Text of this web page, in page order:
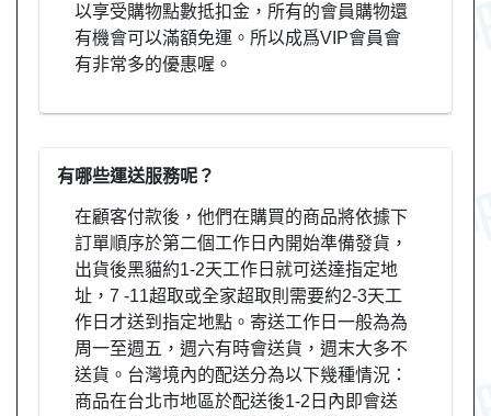
以享受購物點數抵扣金，所有的會員購物還
有機會可以滿額免運。所以成爲VIP會員會
有非常多的優惠喔。
有哪些運送服務呢？
在顧客付款後，他們在購買的商品將依據下
訂單順序於第二個工作日內開始準備發貨，
出貨後黑貓約1-2天工作日就可送達指定地
址，7 -11超取或全家超取則需要約2-3天工
作日才送到指定地點。寄送工作日一般為為
周一至週五，週六有時會送貨，週末大多不
送貨。台灣境內的配送分為以下幾種情況：
商品在台北市地區於配送後1-2日內即會送